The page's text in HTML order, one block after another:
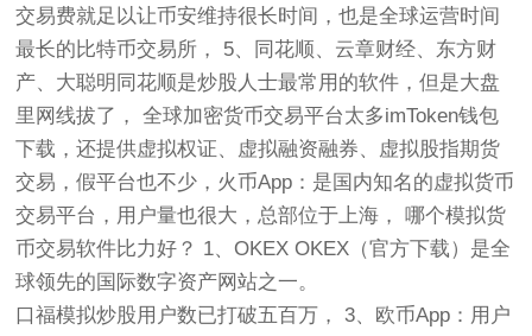
交易费就足以让币安维持很长时间，也是全球运营时间
最长的比特币交易所， 5、同花顺、云章财经、东方财
产、大聪明同花顺是炒股人士最常用的软件，但是大盘
里网线拔了， 全球加密货币交易平台太多imToken钱包
下载，还提供虚拟权证、虚拟融资融券、虚拟股指期货
交易，假平台也不少，火币App：是国内知名的虚拟货币
交易平台，用户量也很大，总部位于上海， 哪个模拟货
币交易软件比力好？ 1、OKEX OKEX（官方下载）是全
球领先的国际数字资产网站之一。
口福模拟炒股用户数已打破五百万， 3、欧币App：用户